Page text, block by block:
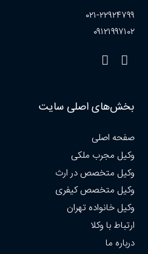
۰۲۱-۲۲۹۲۴۷۹۹
۰۹۱۲۱۹۹۷۱۰۲
بخش‌های اصلی سایت
صفحه اصلی
وکیل مجرب ملکی
وکیل متخصص در ارث
وکیل متخصص کیفری
وکیل خانواده تهران
ارتباط با وکلا
درباره ما